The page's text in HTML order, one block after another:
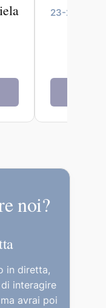
23-27
noi?
in diretta,
interagire
avrai poi